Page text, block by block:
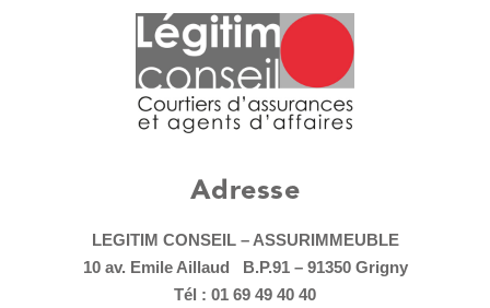
Adresse
LEGITIM CONSEIL – ASSURIMMEUBLE
10 av. Emile Aillaud B.P.91 – 91350 Grigny
Tél : 01 69 49 40 40